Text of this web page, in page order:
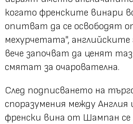
когато френските винари
опитват да се освободят
мехурчетата",
вече започват да ценят
смятат за очарователна.
След подписването на
споразумения между
френски вина от Шампан се